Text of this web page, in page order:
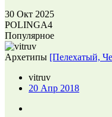
30 Окт 2025
POLINGA4
Популярное
Архетипы [Пелехатый,
vitruv
20 Апр 2018